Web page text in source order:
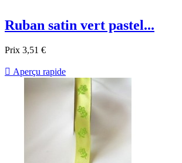
Ruban satin vert pastel...
Prix 3,51 €
 Aperçu rapide